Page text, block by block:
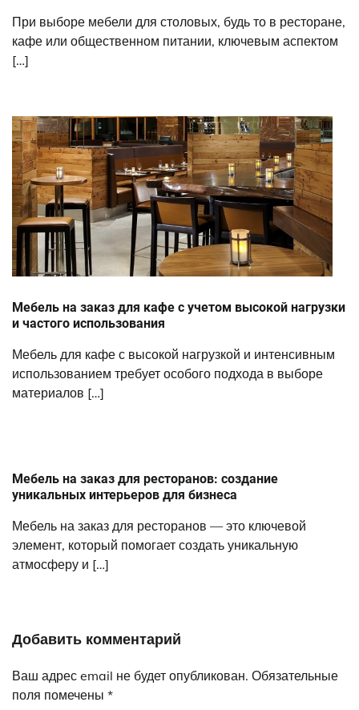
При выборе мебели для столовых, будь то в ресторане,
кафе или общественном питании, ключевым аспектом
[…]
Мебель на заказ для кафе с учетом высокой нагрузки
и частого использования
Мебель для кафе с высокой нагрузкой и интенсивным
использованием требует особого подхода в выборе
материалов […]
Мебель на заказ для ресторанов: создание
уникальных интерьеров для бизнеса
Мебель на заказ для ресторанов — это ключевой
элемент, который помогает создать уникальную
атмосферу и […]
Добавить комментарий
Ваш адрес email не будет опубликован. Обязательные
поля помечены *